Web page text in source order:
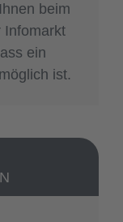
beim
Infomarkt
ein
ist.